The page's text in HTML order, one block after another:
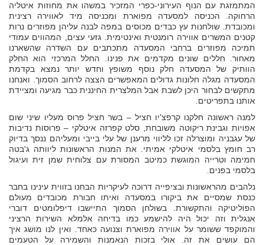
המתמזגת עם הנוף העירוני-כפרי המזכיר במשהו את מחוזות איטליה
הרחוקה. הכניסה למסעדה מפוארת ומכניסה מיד לאווירה רצינית
ומכובדת. שולחנות עץ כבדים מכוסים במפה לבנה עליהן מפוזרים נרות
קטנים המשרים אווירה רומנטית ואינטימית. גזעי עצים, המהווים עמודי
תמיכה מפוזרים ברחבי המסעדה מתכתבים עם השדרה שהשארנו
מאחור. חללים שונים מקדמים את פנינו. החלל המרכזי הוא החלק
הוותיק של המסעדה חלק נוסף משופץ וחדש יותר נמצא בקדמת
המסעדה מגלה חלונות גדולים המאפשרים הצצה לרחוב הסמוך. ואנחנו
מתקשים לבחור היכן לשבת אבל המלצרית החיננית כבר מגיעה ומציידת
אותנו בתפריטים.
למנה ראשונה חלקנו קרפצ'יו חציל – בשר חציל פרוס מעליו שיני שום
אפויות וגבינת ריקוטה משובחת, סלט קפרזה איטלקי – פרוסות נדיבות
של עגבניה ומוצרלה זכו לליווי מרענן של עלי בייבי ומעליהם ננסך בדיוק
רב חומץ בלסמי איטלקי אמיתי. את המנות הראשונות ליוותה ג'בטה
חמימה וטרייה המוגשת כמיטב המסורת עם צלוחית שמן זית ועיגול
בלסמי בפנים.
נלהבים מהראשונות ובציפייה דרוכה לעיקריות הבחנו בזווית עינינו בחבר
כנסת שמסיים את ביקורו במסעדה ואיתו חבורת מכובדים מעולם
הפוליטיקה והתקשורת. בשולחן הסמוך התיישבו דיפלומטים דוברי
אנגלית וזה יכול היה להישמע כמו בדיחה אלמלא השירות הרציני
והמוקפד ששומר על אווירה מפוארת וצנועה כאחד. ואין לנו מושג איך
הם עושים את זה. אולי בזכות הנאמנות והשמירה על הטעמים